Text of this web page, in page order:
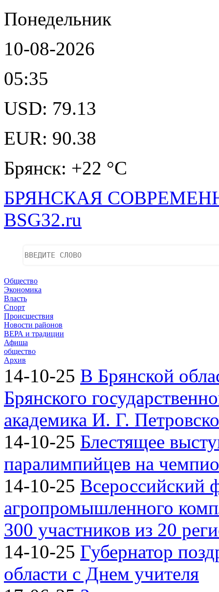
Понедельник
10-08-2026
05:35
USD: 79.13
EUR: 90.38
Брянск: +22 °С
БРЯНСКАЯ
BSG32.ru
Общество
Экономика
Власть
Спорт
Происшествия
Новости районов
ВЕРА и традиции
Афиша
общество
Архив
14-10-25 В Брянской
Брянского
академика И. Г.
14-10-25 Блестящее
паралимпийцев на
14-10-25 Всероссийский
агропромышленного
300 участников из 20
14-10-25 Губернатор
области с Днем учителя